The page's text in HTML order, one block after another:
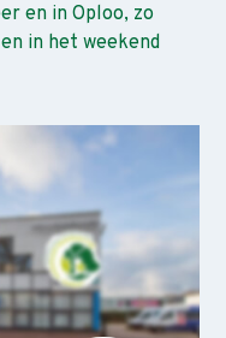
en in Oploo, zo
in het weekend